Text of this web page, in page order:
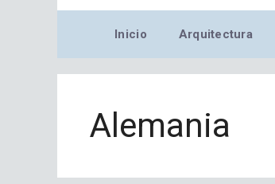
Inicio Arquitectura
Alemania